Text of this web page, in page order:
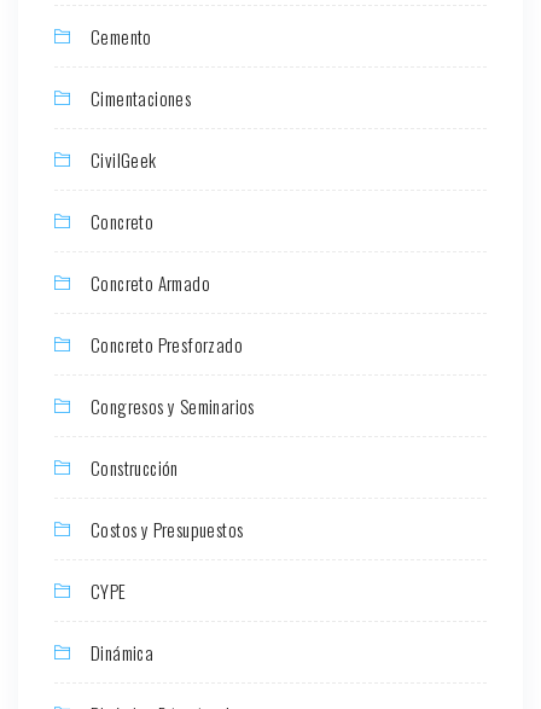
Cemento
Cimentaciones
CivilGeek
Concreto
Concreto Armado
Concreto Presforzado
Congresos y Seminarios
Construcción
Costos y Presupuestos
CYPE
Dinámica